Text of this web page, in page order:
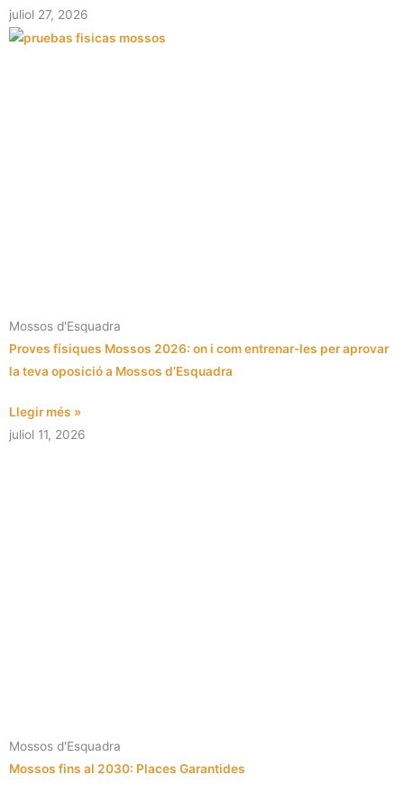
juliol 27, 2026
Mossos d'Esquadra
Proves físiques Mossos 2026: on i com entrenar-les per aprovar
la teva oposició a Mossos d’Esquadra
Llegir més »
juliol 11, 2026
Mossos d'Esquadra
Mossos fins al 2030: Places Garantides